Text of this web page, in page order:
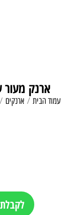
ארנק
עמוד הבית / ארנקים /